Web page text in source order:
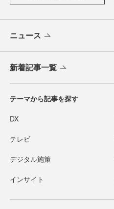
ニュース
新着記事一覧
テーマから記事を探す
DX
テレビ
デジタル施策
インサイト